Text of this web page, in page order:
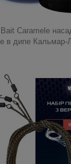
Caramele
в дипе Кальмар-